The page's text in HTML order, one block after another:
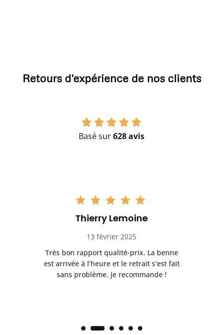
Retours d'expérience de nos clients
Basé sur628 avis
Thierry Lemoine
13 février 2025
Très bon rapport qualité-prix. La benne
est arrivée à l’heure et le retrait s’est fait
sans problème. Je recommande !